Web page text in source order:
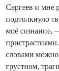
Сергеев и мне
подтолкнуло
моё сознание,
словами
грустном,